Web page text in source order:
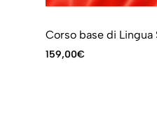
Corso base di Lingua
159,00€